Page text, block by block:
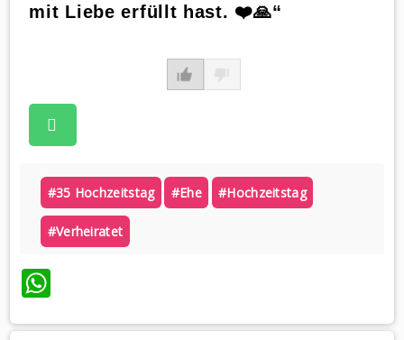
mit Liebe erfüllt hast. ❤️🙏“
#35 Hochzeitstag #ehe #hochzeitstag
#verheiratet
WhatsApp